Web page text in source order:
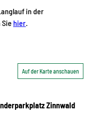
in der
hier
Auf der Karte anschauen
Zinnwald